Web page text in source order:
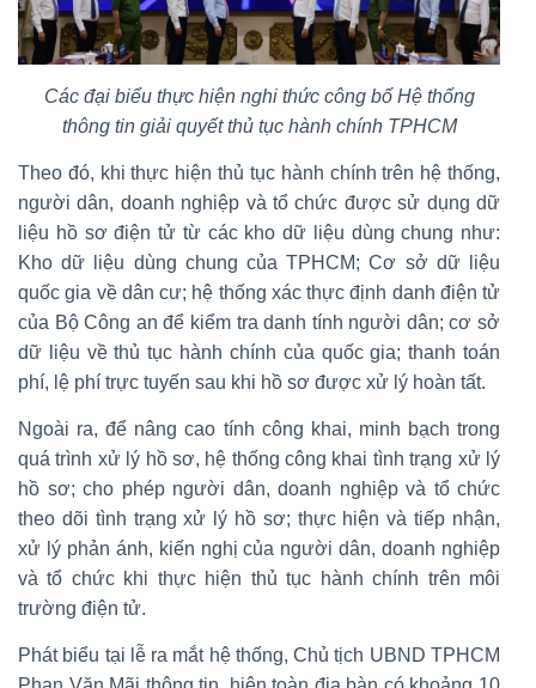
Các đại biểu thực hiện nghi thức công bố Hệ thống
thông tin giải quyết thủ tục hành chính TPHCM
Theo đó, khi thực hiện thủ tục hành chính trên hệ thống,
người dân, doanh nghiệp và tổ chức được sử dụng dữ
liệu hồ sơ điện tử từ các kho dữ liệu dùng chung như:
Kho dữ liệu dùng chung của TPHCM; Cơ sở dữ liệu
quốc gia về dân cư; hệ thống xác thực định danh điện tử
của Bộ Công an để kiểm tra danh tính người dân; cơ sở
dữ liệu về thủ tục hành chính của quốc gia; thanh toán
phí, lệ phí trực tuyến sau khi hồ sơ được xử lý hoàn tất.
Ngoài ra, để nâng cao tính công khai, minh bạch trong
quá trình xử lý hồ sơ, hệ thống công khai tình trạng xử lý
hồ sơ; cho phép người dân, doanh nghiệp và tổ chức
theo dõi tình trạng xử lý hồ sơ; thực hiện và tiếp nhận,
xử lý phản ánh, kiến nghị của người dân, doanh nghiệp
và tổ chức khi thực hiện thủ tục hành chính trên môi
trường điện tử.
Phát biểu tại lễ ra mắt hệ thống, Chủ tịch UBND TPHCM